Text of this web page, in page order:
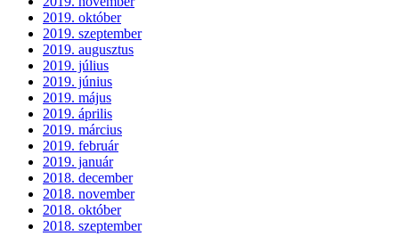
2019. október
2019. szeptember
2019. augusztus
2019. július
2019. június
2019. május
2019. április
2019. március
2019. február
2019. január
2018. december
2018. november
2018. október
2018. szeptember